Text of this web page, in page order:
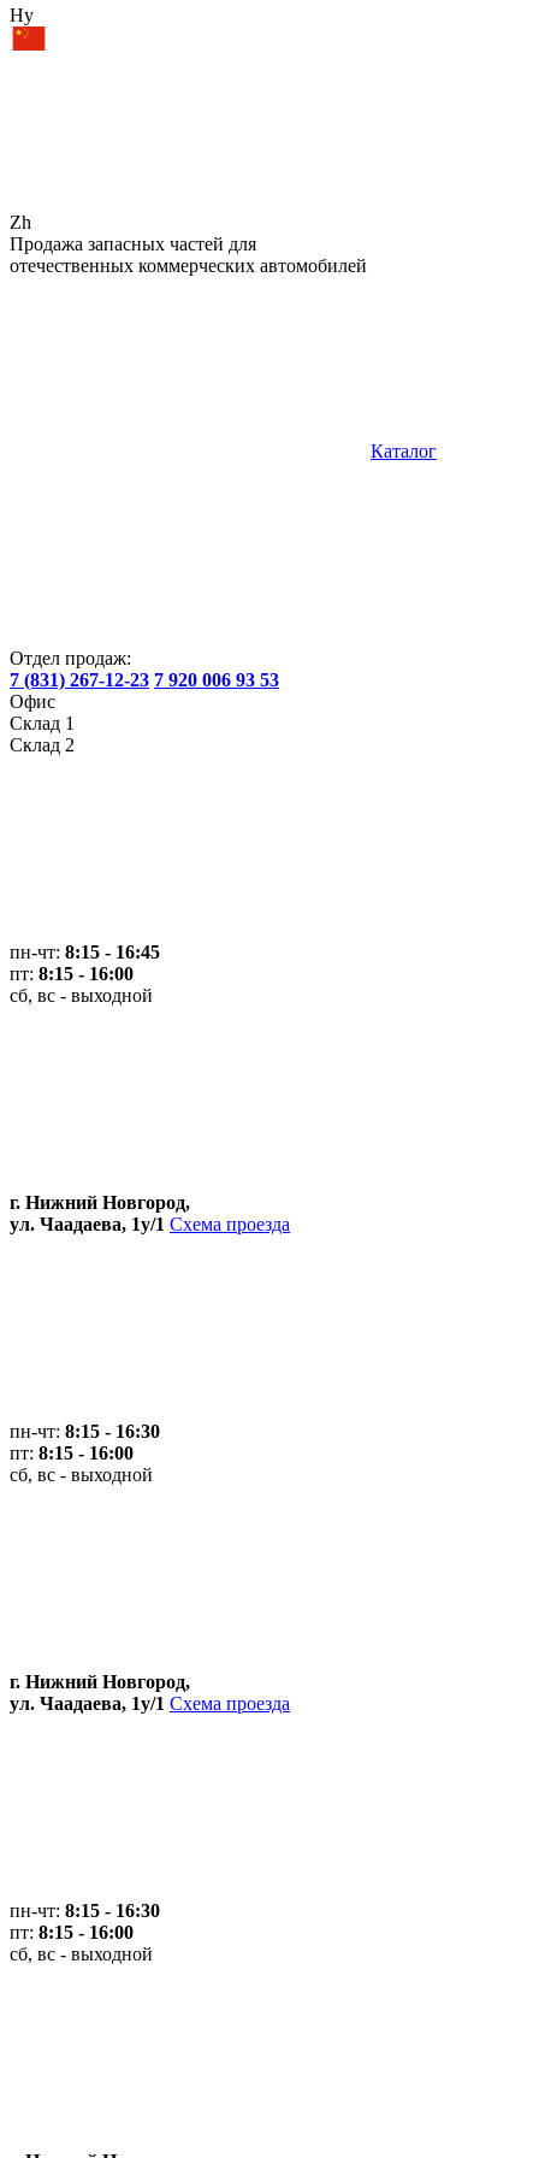
Hy
Zh
Продажа запасных частей для
отечественных коммерческих автомобилей
Каталог
Отдел продаж:
7 (831) 267-12-23 7 920 006 93 53
Офис
Склад 1
Склад 2
пн-чт: 8:15 - 16:45
пт: 8:15 - 16:00
сб, вс - выходной
г. Нижний Новгород,
ул. Чаадаева, 1у/1 Схема проезда
пн-чт: 8:15 - 16:30
пт: 8:15 - 16:00
сб, вс - выходной
г. Нижний Новгород,
ул. Чаадаева, 1у/1 Схема проезда
пн-чт: 8:15 - 16:30
пт: 8:15 - 16:00
сб, вс - выходной